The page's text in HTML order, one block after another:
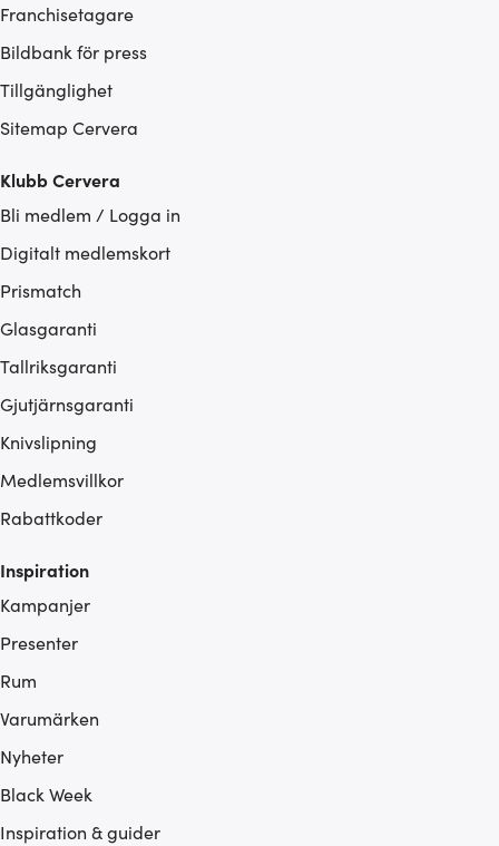
Franchisetagare
Bildbank för press
Tillgänglighet
Sitemap Cervera
Klubb Cervera
Bli medlem / Logga in
Digitalt medlemskort
Prismatch
Glasgaranti
Tallriksgaranti
Gjutjärnsgaranti
Knivslipning
Medlemsvillkor
Rabattkoder
Inspiration
Kampanjer
Presenter
Rum
Varumärken
Nyheter
Black Week
Inspiration & guider